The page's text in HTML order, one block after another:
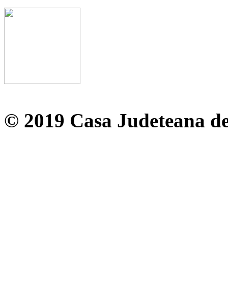
© 2019 Casa Judeteana